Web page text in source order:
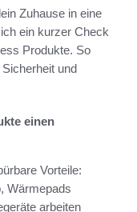
Zuhause in eine
ein kurzer Check
Produkte. So
und
einen
Vorteile:
Wärmepads
arbeiten